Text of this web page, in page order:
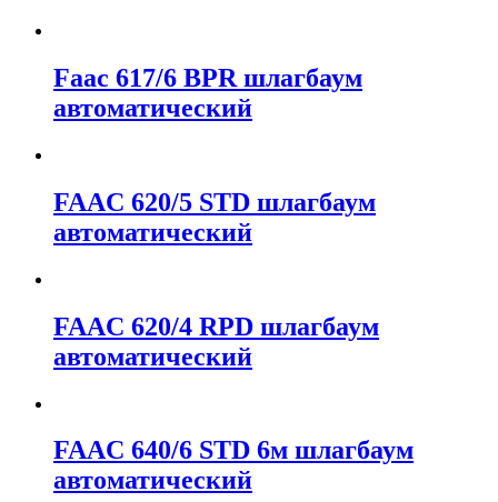
Faac 617/6 BPR шлагбаум
автоматический
FAAC 620/5 STD шлагбаум
автоматический
FAAC 620/4 RPD шлагбаум
автоматический
FAAC 640/6 STD 6м шлагбаум
автоматический